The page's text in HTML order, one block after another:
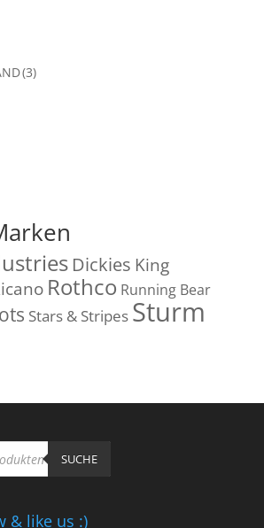
(3)
Dickies King
Rothco Running Bear
Stars & Stripes Sturm
SUCHE
& like us :)